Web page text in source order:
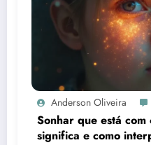
Anderson Oliveira
Sonhar que está
significa e como